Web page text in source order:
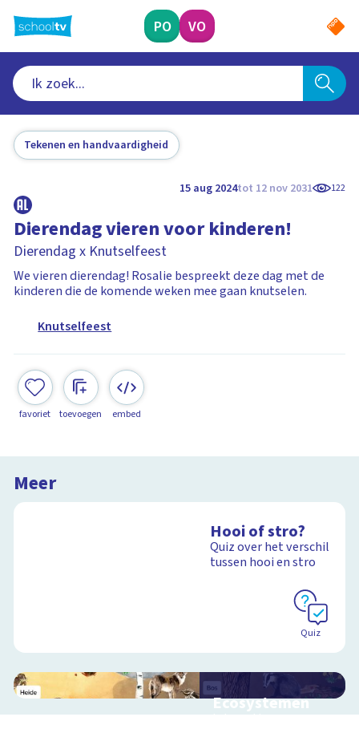
naar
hoofdinhoud
PO VO
Tekenen en handvaardigheid
15 aug 2024tot 12 nov 2031 122
Dierendag vieren voor kinderen!
Dierendag x Knutselfeest
We vieren dierendag! Rosalie bespreekt deze dag met de
kinderen die de komende weken mee gaan knutselen.
Knutselfeest
favoriet toevoegen embed
Meer
Hooi of stro?
Quiz over het verschil
tussen hooi en stro
Quiz
Ecosystemen
Interactieve